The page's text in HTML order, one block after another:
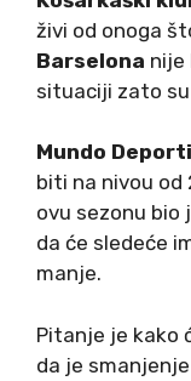
živi od onoga
Barselona nije
situaciji zato
Mundo
biti na nivou od
ovu sezonu bio
da će sledeće
manje.
Pitanje je kako
da je